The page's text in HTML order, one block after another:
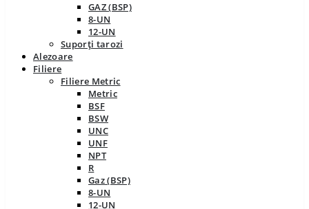
GAZ (BSP)
8-UN
12-UN
Suporți tarozi
Alezoare
Filiere
Filiere Metric
Metric
BSF
BSW
UNC
UNF
NPT
R
Gaz (BSP)
8-UN
12-UN